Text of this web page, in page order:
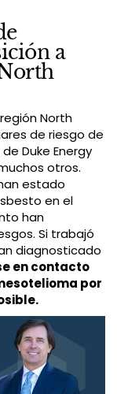
a
North
de riesgo de
Duke Energy
otros.
estado
en el
han
Si trabajó
diagnosticado
en contacto
por